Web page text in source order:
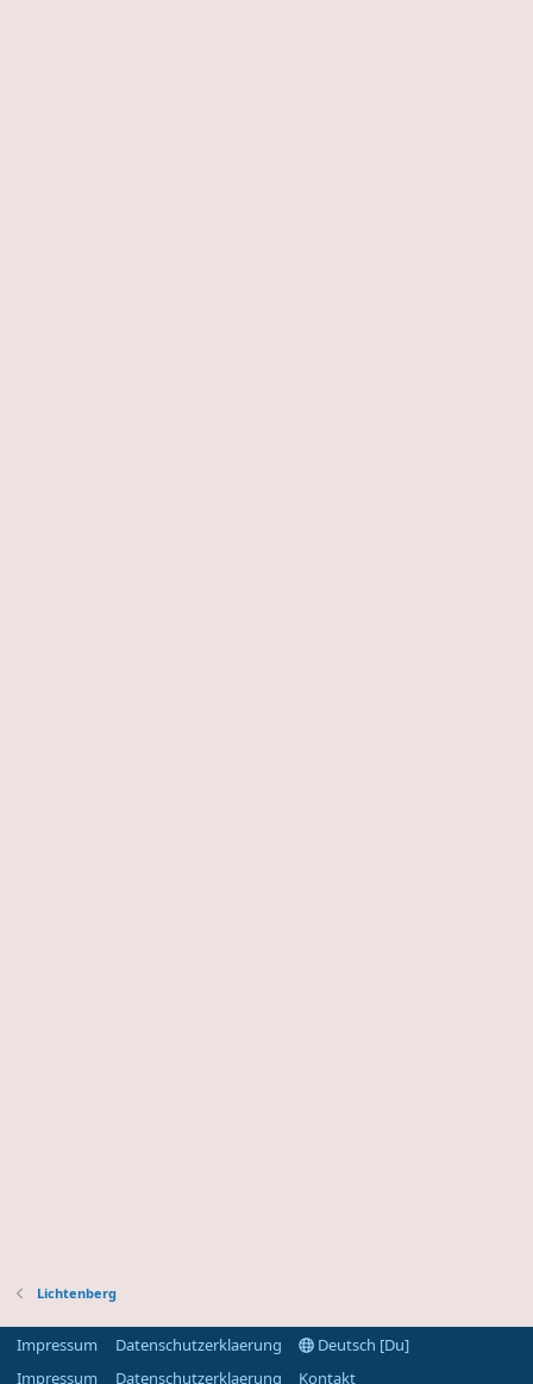
Lichtenberg
Impressum Datenschutzerklaerung
Deutsch [Du]
Impressum
Datenschutzerklaerung Kontakt